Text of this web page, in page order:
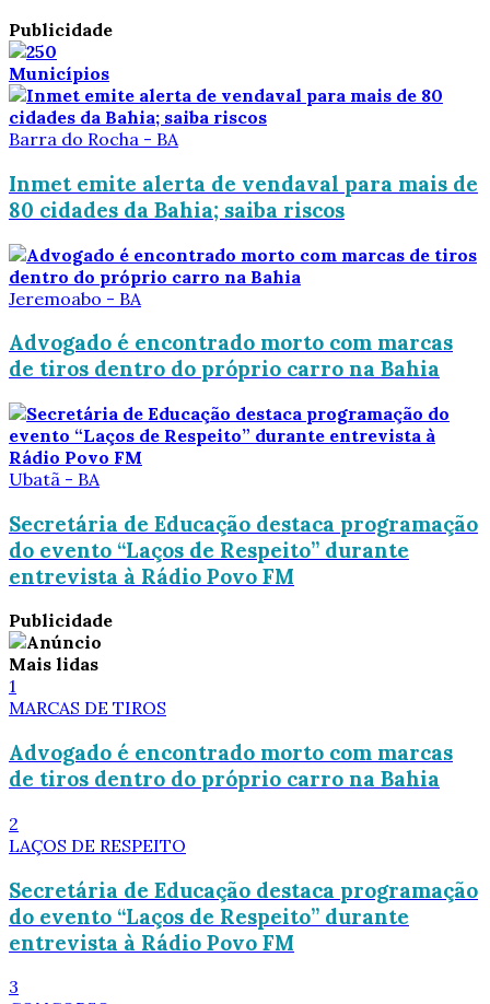
Publicidade
Municípios
Barra do Rocha - BA
Inmet emite alerta de vendaval para mais de
80 cidades da Bahia; saiba riscos
Jeremoabo - BA
Advogado é encontrado morto com marcas
de tiros dentro do próprio carro na Bahia
Ubatã - BA
Secretária de Educação destaca programação
do evento “Laços de Respeito” durante
entrevista à Rádio Povo FM
Publicidade
Mais lidas
1
MARCAS DE TIROS
Advogado é encontrado morto com marcas
de tiros dentro do próprio carro na Bahia
2
LAÇOS DE RESPEITO
Secretária de Educação destaca programação
do evento “Laços de Respeito” durante
entrevista à Rádio Povo FM
3